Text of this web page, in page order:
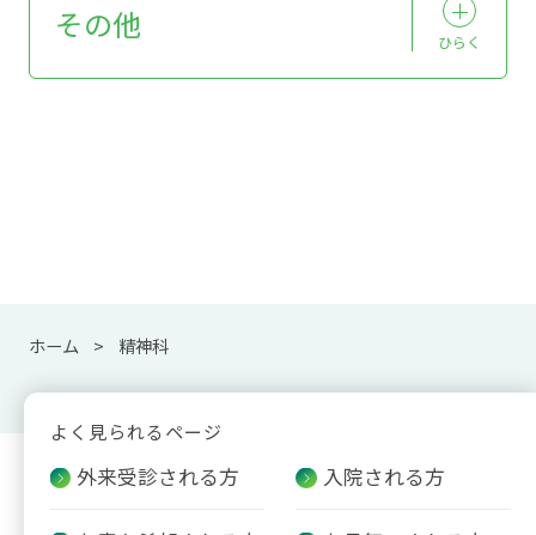
その他 ひらく
ホーム 精神科
よく見られるページ
外来受診される方 入院される方